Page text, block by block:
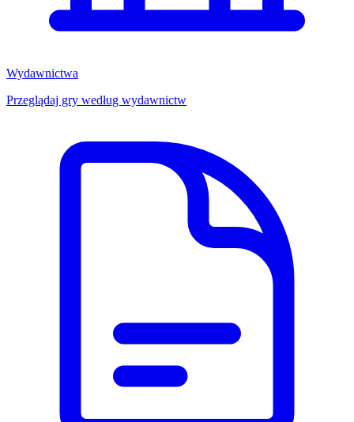
Wydawnictwa
Przeglądaj gry według wydawnictw